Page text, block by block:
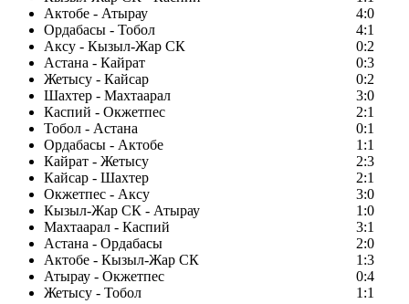
Актобе - Атырау
4:0
Ордабасы - Тобол
4:1
Аксу - Кызыл-Жар СК
0:2
Астана - Кайрат
0:3
Жетысу - Кайсар
0:2
Шахтер - Махтаарал
3:0
Каспий - Окжетпес
2:1
Тобол - Астана
0:1
Ордабасы - Актобе
1:1
Кайрат - Жетысу
2:3
Кайсар - Шахтер
2:1
Окжетпес - Аксу
3:0
Кызыл-Жар СК - Атырау
1:0
Махтаарал - Каспий
3:1
Астана - Ордабасы
2:0
Актобе - Кызыл-Жар СК
1:3
Атырау - Окжетпес
0:4
Жетысу - Тобол
1:1